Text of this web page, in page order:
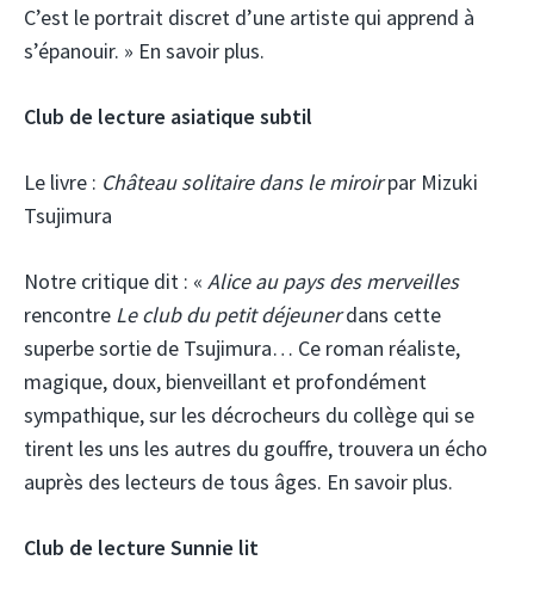
C’est le portrait discret d’une artiste qui apprend à
s’épanouir. » En savoir plus.
Club de lecture asiatique subtil
Le livre : Château solitaire dans le miroirpar Mizuki
Tsujimura
Notre critique dit : « Alice au pays des merveilles
rencontre Le club du petit déjeunerdans cette
superbe sortie de Tsujimura… Ce roman réaliste,
magique, doux, bienveillant et profondément
sympathique, sur les décrocheurs du collège qui se
tirent les uns les autres du gouffre, trouvera un écho
auprès des lecteurs de tous âges. En savoir plus.
Club de lecture Sunnie lit